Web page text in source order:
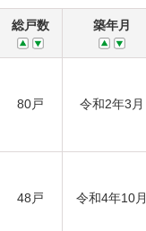
総戸数 築年月
80戸 令和2年3月
48戸 令和4年10月